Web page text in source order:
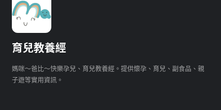
育兒教養經
媽咪～爸比～快樂孕兒、育兒教養經。提供懷孕、育兒、副食品、親
子遊等實用資訊。